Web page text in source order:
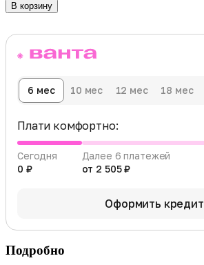
В корзину
6 мес 10 мес 12 мес 18 мес
Плати комфортно:
Сегодня
0 ₽
Далее 6 платежей
от 2 505 ₽
Оформить кредит
Подробно